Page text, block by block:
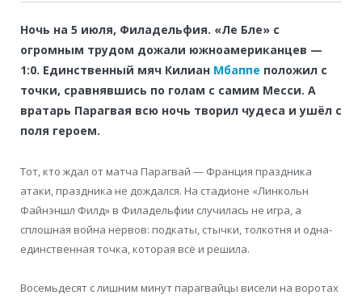
Ночь на 5 июля, Филадельфия. «Ле Бле» с
огромным трудом дожали южноамериканцев —
1:0. Единственный мяч Килиан Мбаппе положил с
точки, сравнявшись по голам с самим Месси. А
вратарь Парагвая всю ночь творил чудеса и ушёл с
поля героем.
Тот, кто ждал от матча Парагвай — Франция праздника
атаки, праздника не дождался. На стадионе «Линкольн
Файнэншл Филд» в Филадельфии случилась не игра, а
сплошная война нервов: подкаты, стычки, толкотня и одна-
единственная точка, которая всё и решила.
Восемьдесят с лишним минут парагвайцы висели на воротах